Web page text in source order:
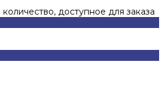
доступное для заказа